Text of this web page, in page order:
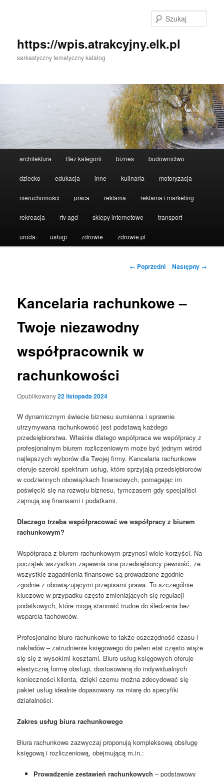
https://wpis.atrakcyjny.elk.pl
sarkastyczny tematyczny katalog
architektura Bez kategorii biznes budownictwo
dziecko edukacja inne kulinaria motoryzacja
nieruchomości praca reklama reklama i marketing
rekreacja rtv agd sklepy internetowe transport
uroda usługi zdrowie zdrowie.pl
Nawigacja
← Poprzedni Następny →
Kancelaria rachunkowe –
Twoje niezawodny
współpracownik w
rachunkowości
Opublikowany22 listopada 2024
W dynamicznym świecie biznesu sumienna i sprawnie
utrzymywana rachunkowość jest podstawą każdego
przedsiębiorstwa. Właśnie dlatego współpraca we współpracy z
profesjonalnym biurem rozliczeniowym może być jednym wśród
najlepszych wyborów dla Twojej firmy. Kancelaria rachunkowe
oferuje szeroki spektrum usług, które sprzyjają przedsiębiorców
w codziennych obowiązkach finansowych, pomagając im
poświęcić się na rozwoju biznesu, tymczasem gdy specjaliści
zajmują się finansami i podatkami.
Dlaczego trzeba współpracować we współpracy z biurem
rachunkowym?
Współpraca z biurem rachunkowym przynosi wiele korzyści. Na
początek wszystkim zapewnia ona przedsiębiorcy pewność, że
wszystkie zagadnienia finansowe są prowadzone zgodnie
zgodnie z obowiązującymi przepisami prawa. To szczególnie
kluczowe w przypadku często zmieniających się regulacji
podatkowych, które mogą stanowić trudne do śledzenia bez
wsparcia fachowców.
Profesjonalne biuro rachunkowe to także oszczędność czasu i
nakładów – zatrudnienie księgowego do pełen etat często wiąże
się się z wysokimi kosztami. Biuro usług księgowych oferuje
elastyczną formę obsługi, dostosowaną do indywidualnych
konieczności klienta, dzięki czemu można zdecydować się
pakiet usług idealnie dopasowany na miarę do specyfiki
działalności.
Zakres usług biura rachunkowego
Biura rachunkowe zazwyczaj proponują kompleksową obsługę
księgową i rozliczeniową, obejmującą m.in.:
Prowadzenie zestawień rachunkowych – podstawowy